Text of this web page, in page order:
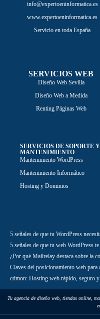
info@expertoeninformatica.es
www.expertoeninformatica.es
Servicio en toda España
SERVICIOS WEB
Diseño Web Sevilla
Diseño Web a Medida
Renting Páginas Web
SERVICIOS DE SOPORTE Y
MANTENIMIENTO
Mantenimiento WordPress
Mantenimiento Informático
Hosting y Dominios
5 señales de que tu WordPress
5 señales de que tu web WordPress
¿Por qué Mailrelay destaca sobre la
Claves del posicionamiento web
cdmon: Hosting web rápido, seguro
Tu agencia de diseño web, tiendas online,